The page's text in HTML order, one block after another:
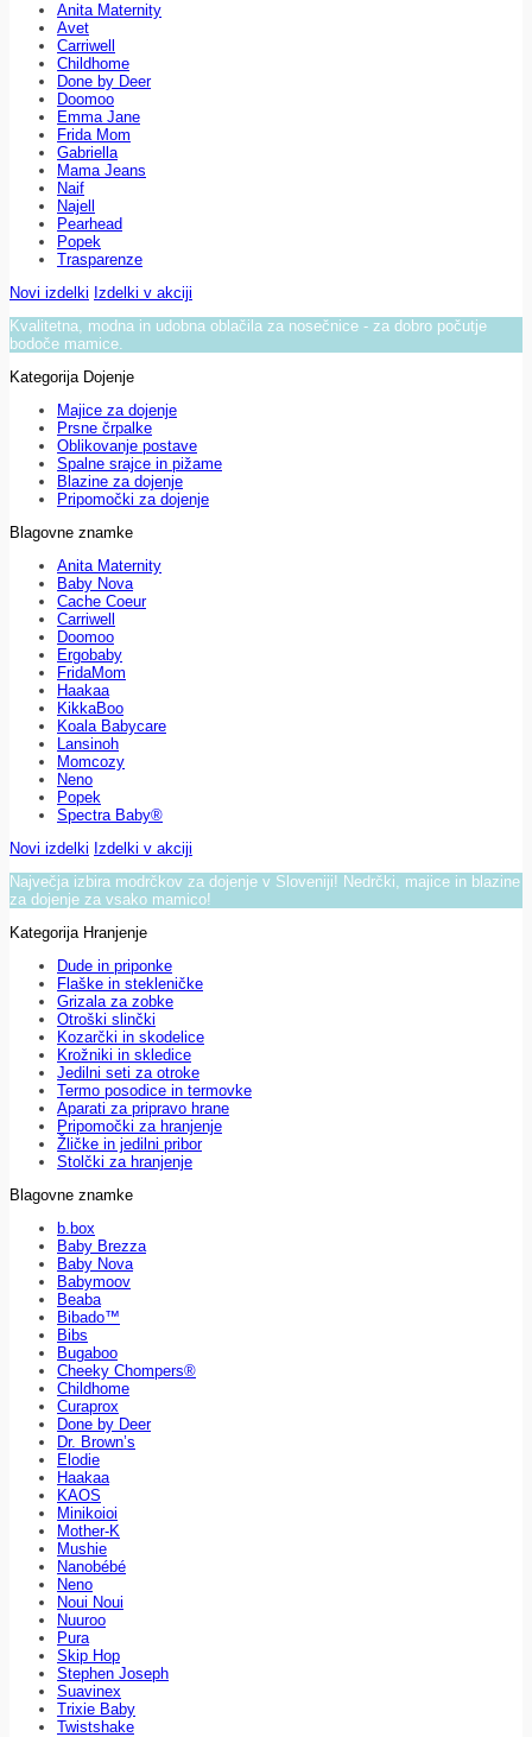
Anita Maternity
Avet
Carriwell
Childhome
Done by Deer
Doomoo
Emma Jane
Frida Mom
Gabriella
Mama Jeans
Naif
Najell
Pearhead
Popek
Trasparenze
Novi izdelki Izdelki v akciji
Kvalitetna, modna in udobna oblačila za nosečnice - za dobro počutje
bodoče mamice.
Kategorija Dojenje
Majice za dojenje
Prsne črpalke
Oblikovanje postave
Spalne srajce in pižame
Blazine za dojenje
Pripomočki za dojenje
Blagovne znamke
Anita Maternity
Baby Nova
Cache Coeur
Carriwell
Doomoo
Ergobaby
FridaMom
Haakaa
KikkaBoo
Koala Babycare
Lansinoh
Momcozy
Neno
Popek
Spectra Baby®
Novi izdelki Izdelki v akciji
Največja izbira modrčkov za dojenje v Sloveniji! Nedrčki, majice in blazine
za dojenje za vsako mamico!
Kategorija Hranjenje
Dude in priponke
Flaške in stekleničke
Grizala za zobke
Otroški slinčki
Kozarčki in skodelice
Krožniki in skledice
Jedilni seti za otroke
Termo posodice in termovke
Aparati za pripravo hrane
Pripomočki za hranjenje
Žličke in jedilni pribor
Stolčki za hranjenje
Blagovne znamke
b.box
Baby Brezza
Baby Nova
Babymoov
Beaba
Bibado™
Bibs
Bugaboo
Cheeky Chompers®
Childhome
Curaprox
Done by Deer
Dr. Brown’s
Elodie
Haakaa
KAOS
Minikoioi
Mother-K
Mushie
Nanobébé
Neno
Noui Noui
Nuuroo
Pura
Skip Hop
Stephen Joseph
Suavinex
Trixie Baby
Twistshake